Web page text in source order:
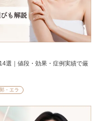
選｜値段・効果・症例実績で厳
・エラ